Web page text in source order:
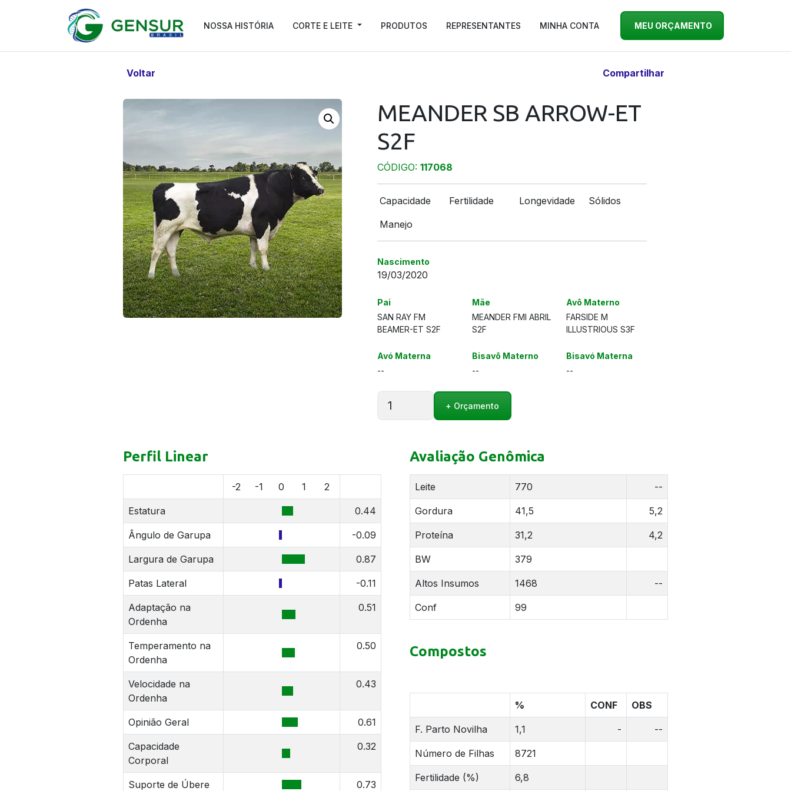
NOSSA HISTÓRIA CORTE E LEITE PRODUTOS REPRESENTANTES MINHA CONTA MEU ORÇAMENTO
Voltar Compartilhar
MEANDER SB ARROW-ET
S2F
CÓDIGO: 117068
Capacidade Fertilidade Longevidade
Sólidos
Manejo
Nascimento
19/03/2020
Pai
SAN RAY FM
BEAMER-ET S2F
Mãe
MEANDER FMI ABRIL
S2F
Avô Materno
FARSIDE M
ILLUSTRIOUS S3F
Avó Materna
--
Bisavô Materno
--
Bisavó Materna
--
quantidade
+ Orçamento
Perfil Linear
-2 -1 0 1 2
Estatura 0.44
Ângulo de Garupa -0.09
Largura de Garupa 0.87
Patas Lateral -0.11
Adaptação na
Ordenha
0.51
Temperamento na
Ordenha
0.50
Velocidade na
Ordenha
0.43
Opinião Geral 0.61
Capacidade
Corporal
0.32
Suporte de Úbere 0.73
Avaliação Genômica
Leite 770 --
Gordura 41,5 5,2
Proteína 31,2 4,2
BW 379
Altos Insumos 1468 --
Conf 99
Compostos
% CONF OBS
F. Parto Novilha 1,1 - --
Número de Filhas 8721
Fertilidade (%) 6,8